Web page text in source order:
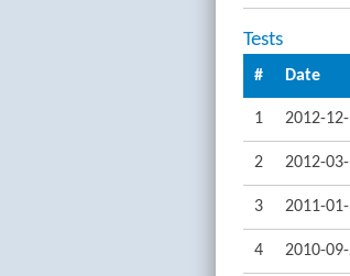
Tests
# Date
1 2012-
2 2012-
3 2011-
4 2010-